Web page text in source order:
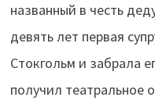
названный в честь
девять лет первая
Стокгольм и забрала
получил театральное